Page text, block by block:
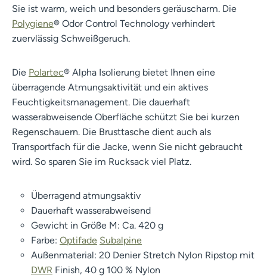
Sie ist warm, weich und besonders geräuscharm. Die
Polygiene® Odor Control Technology verhindert
zuervlässig Schweißgeruch.
Die Polartec® Alpha Isolierung bietet Ihnen eine
überragende Atmungsaktivität und ein aktives
Feuchtigkeitsmanagement. Die dauerhaft
wasserabweisende Oberfläche schützt Sie bei kurzen
Regenschauern. Die Brusttasche dient auch als
Transportfach für die Jacke, wenn Sie nicht gebraucht
wird. So sparen Sie im Rucksack viel Platz.
Überragend atmungsaktiv
Dauerhaft wasserabweisend
Gewicht in Größe M: Ca. 420 g
Farbe: Optifade Subalpine
Außenmaterial: 20 Denier Stretch Nylon Ripstop mit
DWR Finish, 40 g 100 % Nylon